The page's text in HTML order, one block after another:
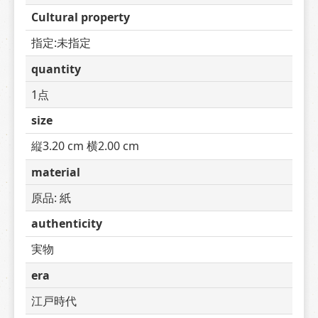
Cultural property
指定:未指定
quantity
1点
size
縦3.20 cm 横2.00 cm
material
原品: 紙
authenticity
実物
era
江戸時代